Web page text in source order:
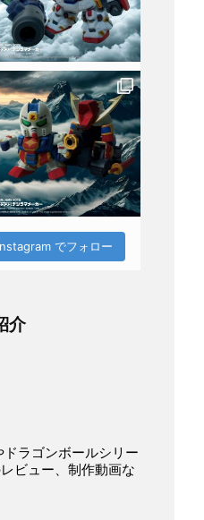
でフォロー
介
ラゴンボールシリー
ビュー、制作動画な